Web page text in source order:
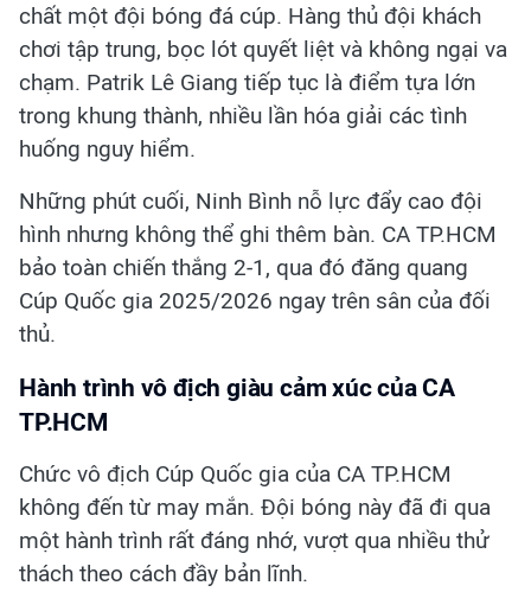
chất một đội bóng đá cúp. Hàng thủ đội khách
chơi tập trung, bọc lót quyết liệt và không ngại va
chạm. Patrik Lê Giang tiếp tục là điểm tựa lớn
trong khung thành, nhiều lần hóa giải các tình
huống nguy hiểm.
Những phút cuối, Ninh Bình nỗ lực đẩy cao đội
hình nhưng không thể ghi thêm bàn. CA TP.HCM
bảo toàn chiến thắng 2-1, qua đó đăng quang
Cúp Quốc gia 2025/2026 ngay trên sân của đối
thủ.
Hành trình vô địch giàu cảm xúc của CA
TP.HCM
Chức vô địch Cúp Quốc gia của CA TP.HCM
không đến từ may mắn. Đội bóng này đã đi qua
một hành trình rất đáng nhớ, vượt qua nhiều thử
thách theo cách đầy bản lĩnh.